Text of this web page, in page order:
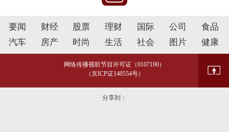
要闻 财经 股票 理财 国际 公司
食品
汽车
房产 时尚 生活 社会 图片 健康
网络传播视听节目许可证（0107190）
（京ICP证140554号）
分享到：